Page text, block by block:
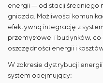
energii — od stacji średniego
gniazda. Możliwości
efektywną integrację z
przemysłowej i budynków,
oszczędności energii i
W zakresie dystrybucji
system obejmujący: